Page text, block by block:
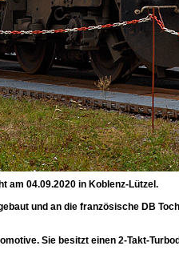
am 04.09.2020 in Koblenz-Lützel.
und an die französische DB
Sie besitzt einen 2-Takt-